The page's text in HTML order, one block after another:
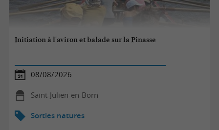
Initiation à l'aviron et balade sur la Pinasse
08/08/2026
Saint-Julien-en-Born
Sorties natures